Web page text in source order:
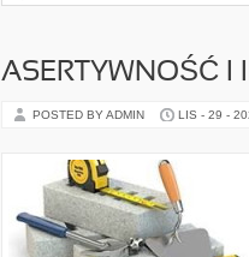
ASERTYWNOŚĆ I
POSTED BY ADMIN LIS - 29 -